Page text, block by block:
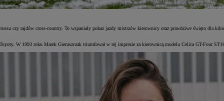
czy rajdów cross-country. To wspaniały pokaz jazdy mistrzów kierownicy oraz prawdziwe święto dla
W 1993 roku Marek Gieruszczak triumfował w tej imprezie za kierownicą modelu Celica GT-Four